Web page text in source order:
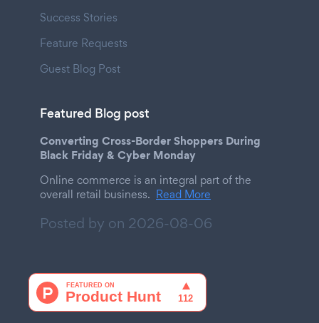
Success Stories
Feature Requests
Guest Blog Post
Featured Blog post
Converting Cross-Border Shoppers During
Black Friday & Cyber Monday
Online commerce is an integral part of the
overall retail business. Read More
Posted by on 2026-08-06